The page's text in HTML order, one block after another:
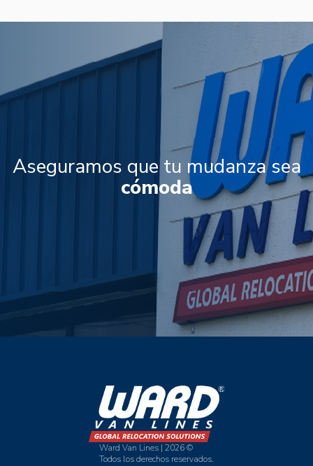
Aseguramos que tu mudanza sea
cómoda
fácil
Ward Van Lines | 2026 ©
Todos los derechos reservados.